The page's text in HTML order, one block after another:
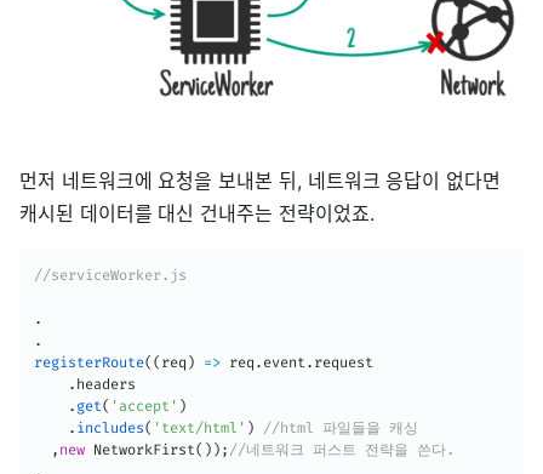
먼저 네트워크에 요청을 보내본 뒤, 네트워크 응답이 없다면
캐시된 데이터를 대신 건내주는 전략이었죠.
//serviceWorker.js
.
.
registerRoute( ( req ) => req . event . request
. headers
. get( 'accept' )
. includes( 'text/html' )
//html 파일들을 캐싱
, new NetworkFirst( ) ) ; //네트워크 퍼스트 전략을 쓴다.